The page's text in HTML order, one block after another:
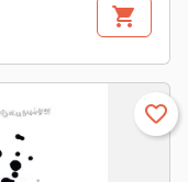
shopping_cart
favorite_border